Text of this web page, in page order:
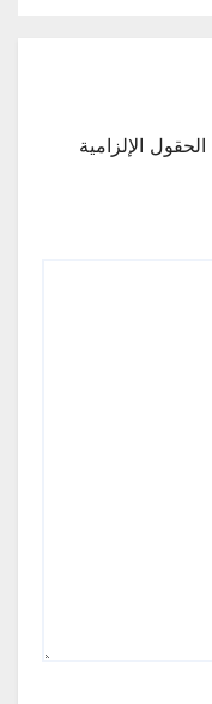
الحقول الإلزامية